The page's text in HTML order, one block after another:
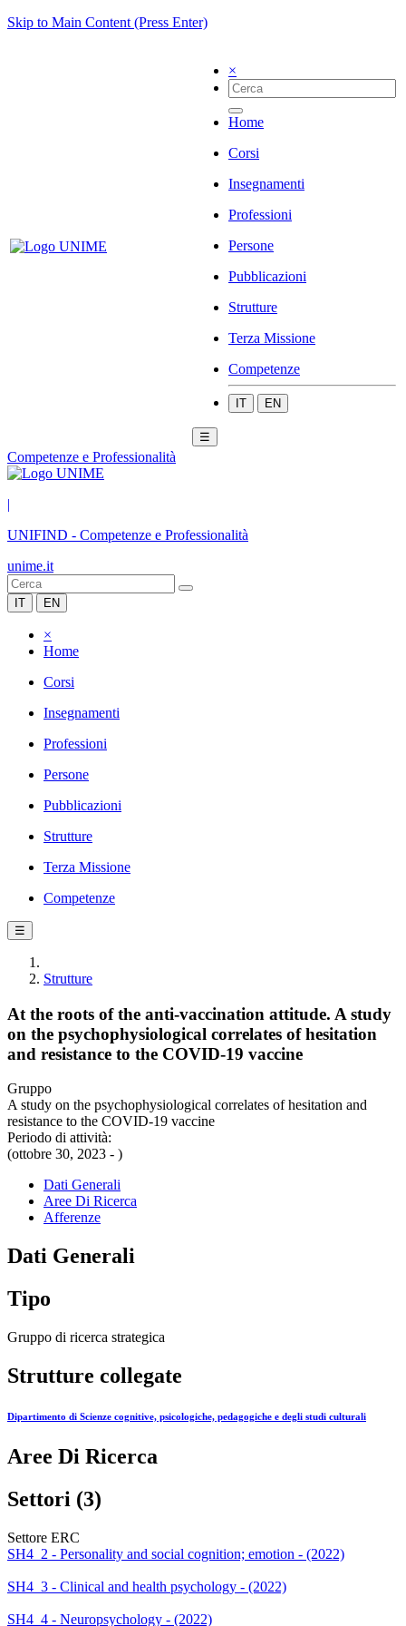
Skip to Main Content (Press Enter)
×
Home
Corsi
Insegnamenti
Professioni
Persone
Pubblicazioni
Strutture
Terza Missione
Competenze
IT EN
☰
Competenze e Professionalità
|
UNIFIND - Competenze e Professionalità
unime.it
IT EN
×
Home
Corsi
Insegnamenti
Professioni
Persone
Pubblicazioni
Strutture
Terza Missione
Competenze
☰
Strutture
At the roots of the anti-vaccination attitude. A study
on the psychophysiological correlates of hesitation
and resistance to the COVID-19 vaccine
Gruppo
A study on the psychophysiological correlates of hesitation and
resistance to the COVID-19 vaccine
Periodo di attività:
(ottobre 30, 2023 - )
Dati Generali
Aree Di Ricerca
Afferenze
Dati Generali
Tipo
Gruppo di ricerca strategica
Strutture collegate
Dipartimento di Scienze cognitive, psicologiche, pedagogiche e degli studi culturali
Aree Di Ricerca
Settori (3)
Settore ERC
SH4_2 - Personality and social cognition; emotion - (2022)
SH4_3 - Clinical and health psychology - (2022)
SH4_4 - Neuropsychology - (2022)